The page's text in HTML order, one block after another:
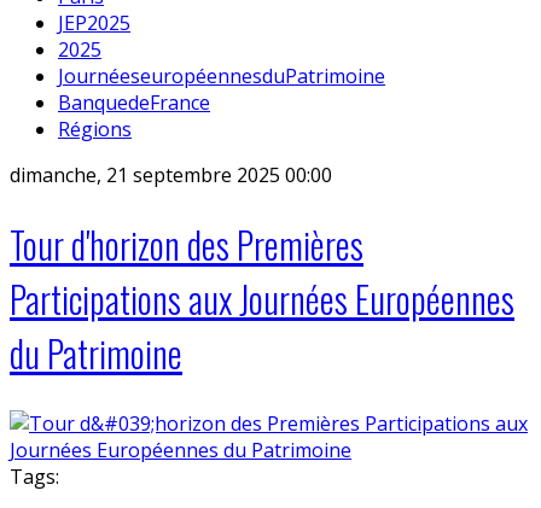
JEP2025
2025
JournéeseuropéennesduPatrimoine
BanquedeFrance
Régions
dimanche, 21 septembre 2025 00:00
Tour d'horizon des Premières
Participations aux Journées Européennes
du Patrimoine
Tags: